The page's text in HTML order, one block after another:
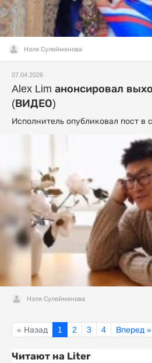
Нэля Сулейменова
07.04.2026
Alex Lim анонсировал
(ВИДЕО)
Исполнитель опубликовал пост в
Нэля Сулейменова
« Назад 1 2 3 4 Вперед »
Читают на Liter